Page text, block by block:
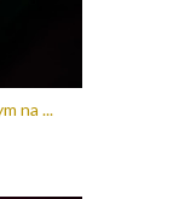
na ...